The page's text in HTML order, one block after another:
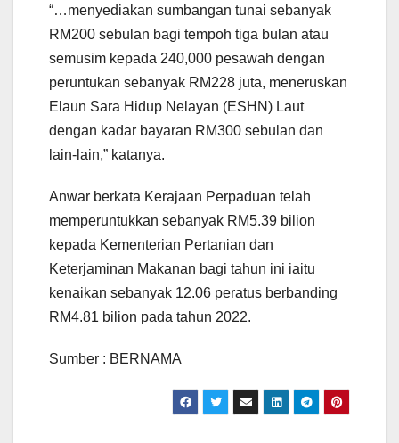
“…menyediakan sumbangan tunai sebanyak
RM200 sebulan bagi tempoh tiga bulan atau
semusim kepada 240,000 pesawah dengan
peruntukan sebanyak RM228 juta, meneruskan
Elaun Sara Hidup Nelayan (ESHN) Laut
dengan kadar bayaran RM300 sebulan dan
lain-lain,” katanya.
Anwar berkata Kerajaan Perpaduan telah
memperuntukkan sebanyak RM5.39 bilion
kepada Kementerian Pertanian dan
Keterjaminan Makanan bagi tahun ini iaitu
kenaikan sebanyak 12.06 peratus berbanding
RM4.81 bilion pada tahun 2022.
Sumber : BERNAMA